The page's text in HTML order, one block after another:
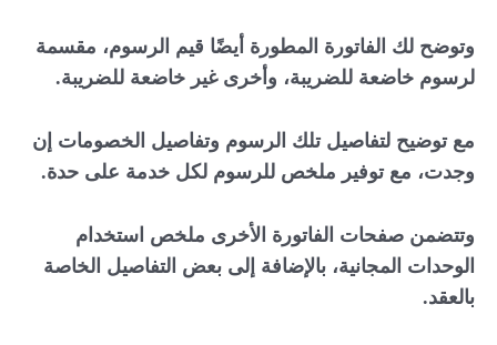
وتوضح لك الفاتورة المطورة أيضًا قيم الرسوم، مقسمة
لرسوم خاضعة للضريبة، وأخرى غير خاضعة للضريبة.
مع توضيح لتفاصيل تلك الرسوم وتفاصيل الخصومات إن
وجدت، مع توفير ملخص للرسوم لكل خدمة على حدة.
وتتضمن صفحات الفاتورة الأخرى ملخص استخدام
الوحدات المجانية، بالإضافة إلى بعض التفاصيل الخاصة
بالعقد.